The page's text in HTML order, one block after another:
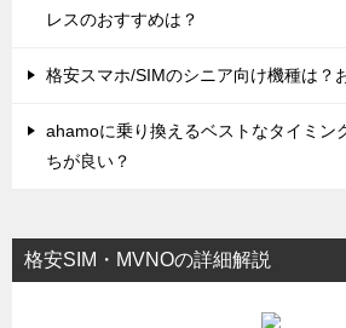
レスのおすすめは？
格安スマホ/SIMのシニア向け機種は？
ahamoに乗り換えるベストなタイミン
ちが良い？
格安SIM・MVNOの詳細解説